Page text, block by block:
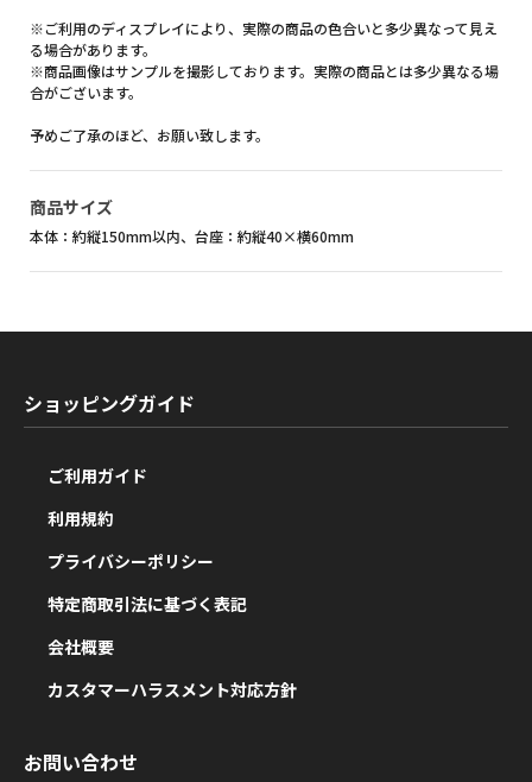
※ご利用のディスプレイにより、実際の商品の色合いと多少異なって見え
る場合があります。
※商品画像はサンプルを撮影しております。実際の商品とは多少異なる場
合がございます。
予めご了承のほど、お願い致します。
商品サイズ
本体：約縦150mm以内、台座：約縦40×横60mm
ショッピングガイド
ご利用ガイド
利用規約
プライバシーポリシー
特定商取引法に基づく表記
会社概要
カスタマーハラスメント対応方針
お問い合わせ